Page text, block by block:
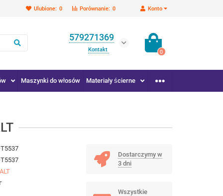
Konto
Porównanie: 0
Ulubione: 0
579271369
Kontakt 0
Maszynki do włosów Materiały ścierne
Dostarczymy w
3 dni
Wszystkie